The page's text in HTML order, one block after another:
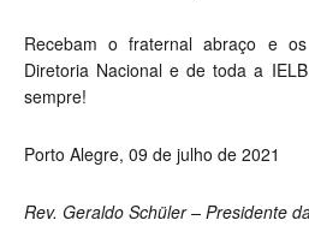
Recebam o fraternal abraço e
Diretoria Nacional e de toda a
sempre!
Porto Alegre, 09 de julho de 2021
Rev. Geraldo Schüler – Presidente